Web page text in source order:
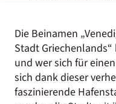
Die Beinamen
Stadt
und wer sich für
sich dank dieser
faszinierende